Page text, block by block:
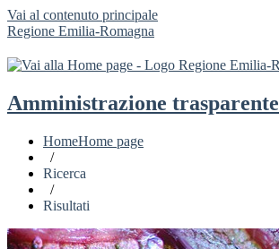
Vai al contenuto principale
Regione Emilia-Romagna
Amministrazione trasparente
HomeHome page
/
Ricerca
/
Risultati